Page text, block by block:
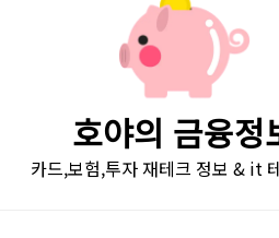
호야의 금융정
카드,보험,투자 재테크 정보 & it